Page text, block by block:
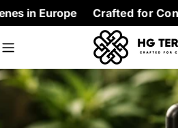
Skip
to
content
Crafted for Connoisseurs